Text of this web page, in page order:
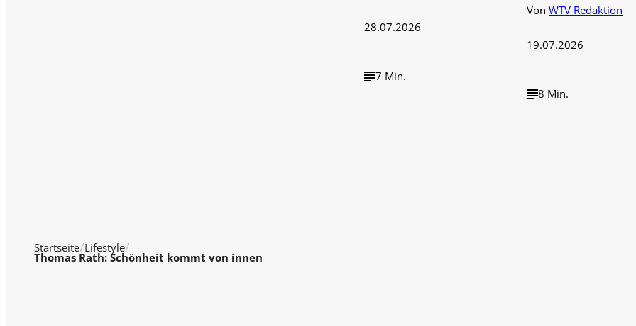
28.07.2026
7 Min.
VonWTV Redaktion
19.07.2026
8 Min.
Startseite Lifestyle
Thomas Rath: Schönheit kommt von innen